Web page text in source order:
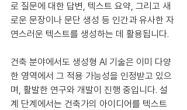
로 질문에 대한 답변, 텍스트 요약, 그리고 새
로운 문장이나 문단 생성 등 인간과 유사한 자
연스러운 텍스트를 생성하는 데 활용됩니다.
건축 분야에서도 생성형 AI 기술은 이미 다양
한 영역에서 그 적용 가능성을 인정받고 있으
며, 활발한 연구와 개발이 진행 중입니다. 설
계 단계에서는 건축가의 아이디어를 텍스트